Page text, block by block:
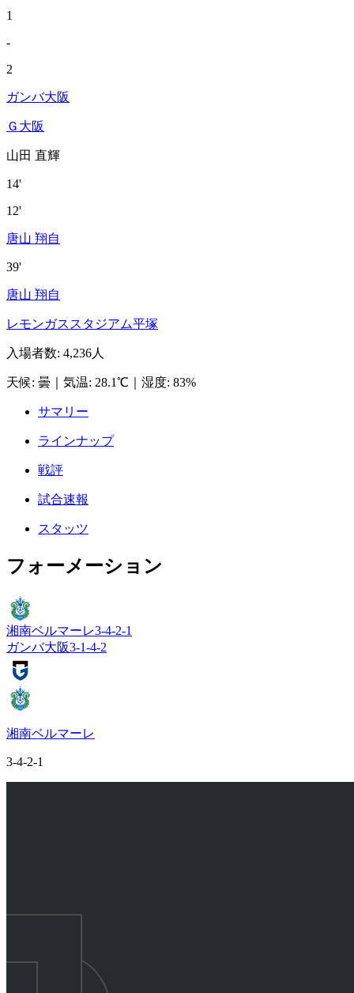
1
-
2
ガンバ大阪
Ｇ大阪
山田 直輝
14'
12'
唐山 翔自
39'
唐山 翔自
レモンガススタジアム平塚
入場者数: 4,236人
天候: 曇 気温: 28.1℃ 湿度: 83%
サマリー
ラインナップ
戦評
試合速報
スタッツ
フォーメーション
湘南ベルマーレ3-4-2-1
ガンバ大阪3-1-4-2
湘南ベルマーレ
3-4-2-1